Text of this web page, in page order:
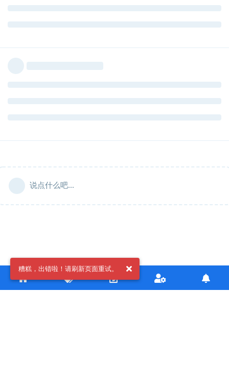
说点什么吧...
糟糕，出错啦！请刷新页面重试。